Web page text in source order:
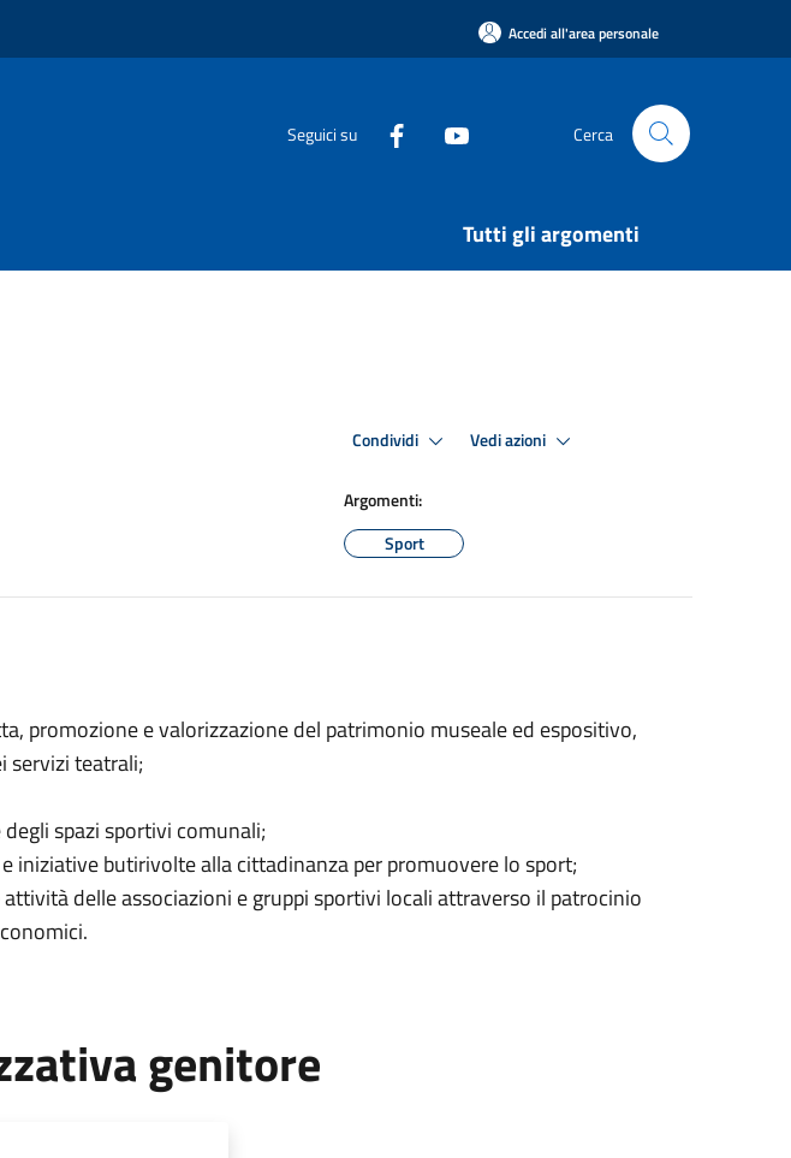
Accedi all'area personale
Seguici su Cerca
Tutti gli argomenti
Condividi Vedi azioni
Argomenti:
Sport
promozione e valorizzazione del patrimonio museale ed espositivo,
servizi teatrali;
spazi sportivi comunali;
iniziative butirivolte alla cittadinanza per promuovere lo sport;
delle associazioni e gruppi sportivi locali attraverso il patrocinio
genitore